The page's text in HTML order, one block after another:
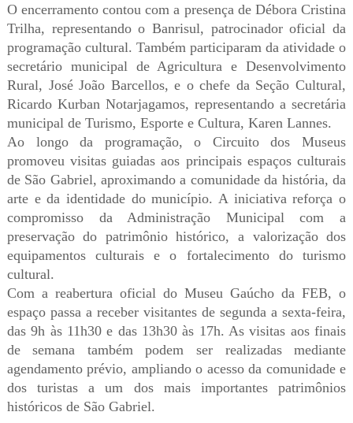
O encerramento contou com a presença de Débora Cristina
Trilha, representando o Banrisul, patrocinador oficial da
programação cultural. Também participaram da atividade o
secretário municipal de Agricultura e Desenvolvimento
Rural, José João Barcellos, e o chefe da Seção Cultural,
Ricardo Kurban Notarjagamos, representando a secretária
municipal de Turismo, Esporte e Cultura, Karen Lannes.
Ao longo da programação, o Circuito dos Museus
promoveu visitas guiadas aos principais espaços culturais
de São Gabriel, aproximando a comunidade da história, da
arte e da identidade do município. A iniciativa reforça o
compromisso da Administração Municipal com a
preservação do patrimônio histórico, a valorização dos
equipamentos culturais e o fortalecimento do turismo
cultural.
Com a reabertura oficial do Museu Gaúcho da FEB, o
espaço passa a receber visitantes de segunda a sexta-feira,
das 9h às 11h30 e das 13h30 às 17h. As visitas aos finais
de semana também podem ser realizadas mediante
agendamento prévio, ampliando o acesso da comunidade e
dos turistas a um dos mais importantes patrimônios
históricos de São Gabriel.